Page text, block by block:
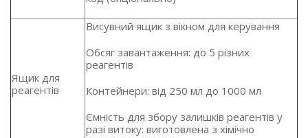
Ящик для
реагентів
Висувний ящик з вікном для керування
Обсяг завантаження: до 5 різних
реагентів
Контейнери: від 250 мл до 1000 мл
Ємність для збору залишків реагентів у
разі витоку: виготовлена з хімічно